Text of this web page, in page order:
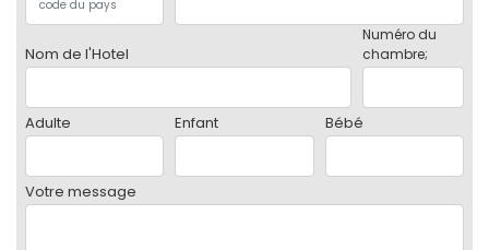
Nom de l'Hotel
Numéro du
chambre;
Adulte Enfant Bébé
Votre message